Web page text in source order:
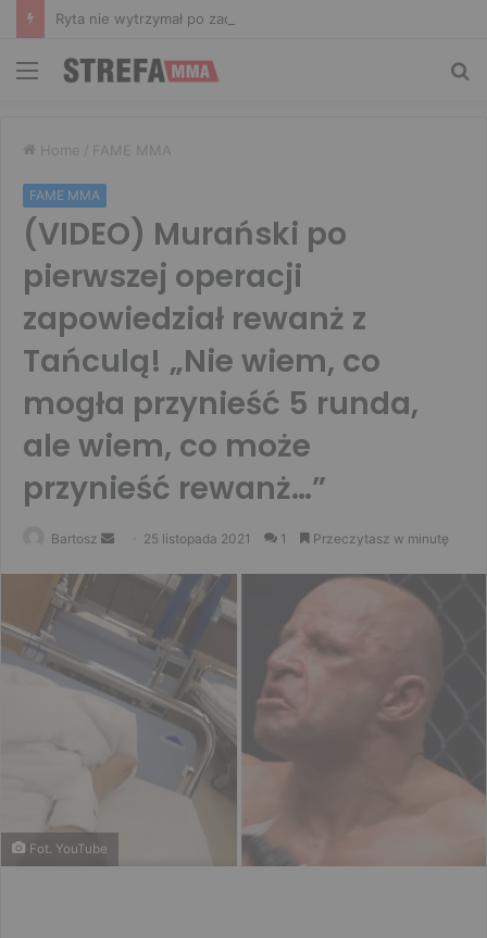
Menu
Home / FAME MMA
FAME MMA
(VIDEO) Murański po
pierwszej operacji
zapowiedział rewanż z
Tańculą! „Nie wiem, co
mogła przynieść 5 runda,
ale wiem, co może
przynieść rewanż…”
Bartosz
Send 25 listopada 2021 1 Przeczytasz w minutę
Fot. YouTube